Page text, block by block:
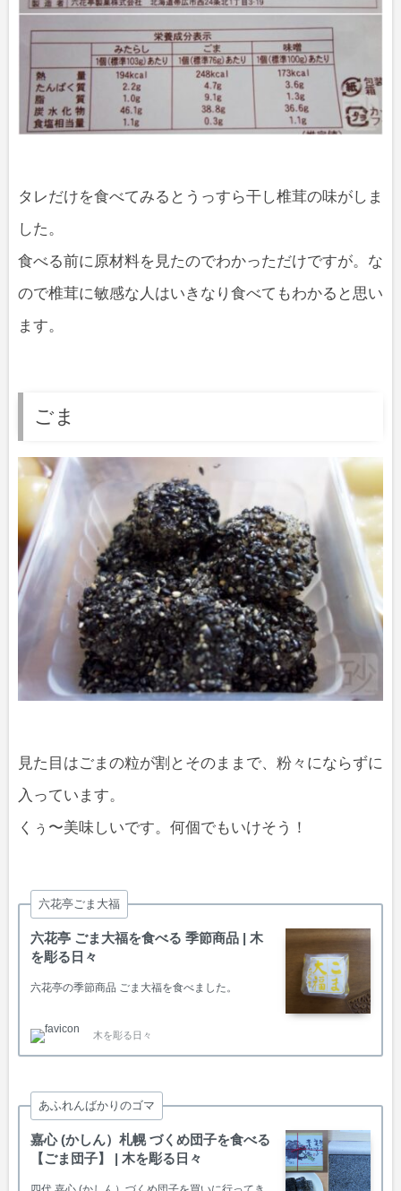
タレだけを食べてみるとうっすら干し椎茸の味がしま
した。
食べる前に原材料を見たのでわかっただけですが。な
ので椎茸に敏感な人はいきなり食べてもわかると思い
ます。
ごま
見た目はごまの粒が割とそのままで、粉々にならずに
入っています。
くぅ〜美味しいです。何個でもいけそう！
六花亭ごま大福
六花亭 ごま大福を食べる 季節商品 | 木
を彫る日々
六花亭の季節商品 ごま大福を食べました。
木を彫る日々
あふれんばかりのゴマ
嘉心 (かしん）札幌 づくめ団子を食べる
【ごま団子】 | 木を彫る日々